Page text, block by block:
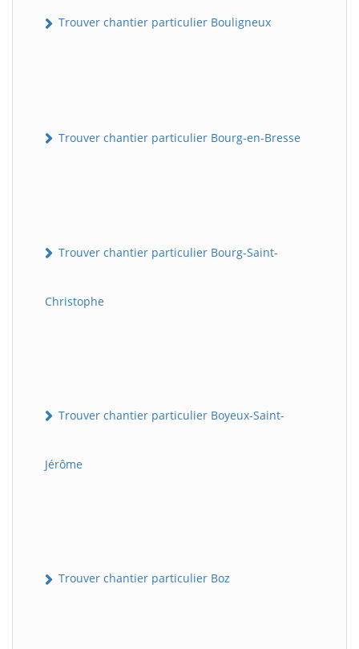
Trouver chantier particulier Bouligneux
Trouver chantier particulier Bourg-en-Bresse
Trouver chantier particulier Bourg-Saint-
Christophe
Trouver chantier particulier Boyeux-Saint-
Jérôme
Trouver chantier particulier Boz